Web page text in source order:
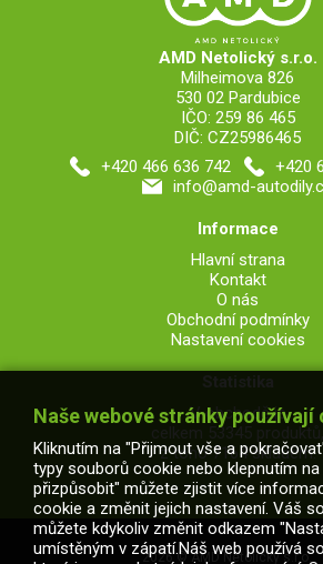
AMD Netolický s.r.o.
Milheimova 826
530 02 Pardubice
IČO: 259 86 465
DIČ: CZ25986465
+420 466 636 742
+420
info@amd-
Informace
Hlavní strana
Kontakt
O nás
Obchodní podmínky
Nastavení cookies
V obchodě je
celkem 53345 produktů,
z toho 7164 skladem.
2026 © AMD Netolický s.r.o.
Naše webové stránky používají
Kliknutím na "Přijmout vše a
typy souborů cookie nebo klepnutím
přizpůsobit" můžete zjistit více
cookie a změnit jejich nastavení. Váš
můžete kdykoliv změnit odkazem
umístěným v zápatí.Náš web používá